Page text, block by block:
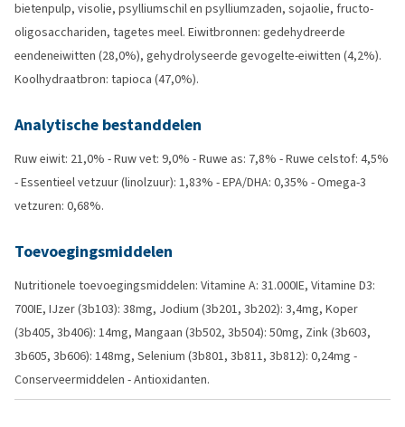
bietenpulp, visolie, psylliumschil en psylliumzaden, sojaolie, fructo-
oligosacchariden, tagetes meel. Eiwitbronnen: gedehydreerde
eendeneiwitten (28,0%), gehydrolyseerde gevogelte-eiwitten (4,2%).
Koolhydraatbron: tapioca (47,0%).
Analytische bestanddelen
Ruw eiwit: 21,0% - Ruw vet: 9,0% - Ruwe as: 7,8% - Ruwe celstof: 4,5%
- Essentieel vetzuur (linolzuur): 1,83% - EPA/DHA: 0,35% - Omega-3
vetzuren: 0,68%.
Toevoegingsmiddelen
Nutritionele toevoegingsmiddelen: Vitamine A: 31.000IE, Vitamine D3:
700IE, IJzer (3b103): 38mg, Jodium (3b201, 3b202): 3,4mg, Koper
(3b405, 3b406): 14mg, Mangaan (3b502, 3b504): 50mg, Zink (3b603,
3b605, 3b606): 148mg, Selenium (3b801, 3b811, 3b812): 0,24mg -
Conserveermiddelen - Antioxidanten.